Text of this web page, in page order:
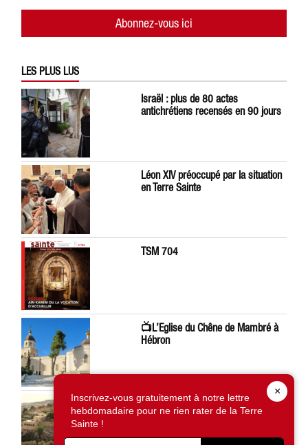
Abonnez-vous ici
LES PLUS LUS
Israël : plus de 80 actes
antichrétiens recensés en 90 jours
Léon XIV préoccupé par la situation
en Terre Sainte
TSM 704
📺L’Eglise du Chêne de Mambré à
Hébron
À Silwan, la saisie d’une terre du
Patriarcat grec-orthodoxe inquiète
×
Inscrivez-vous gratuitement à notre lettre
hebdomadaire pour ne rien rater de la Terre
Sainte !